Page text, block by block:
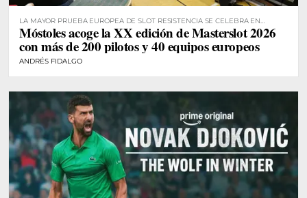
LA MAYOR PRUEBA EUROPEA DE SLOT RESISTENCIA SE CELEBRA EN
MÓSTOLES
Móstoles acoge la XX edición de Masterslot 2026
con más de 200 pilotos y 40 equipos europeos
ANDRÉS FIDALGO